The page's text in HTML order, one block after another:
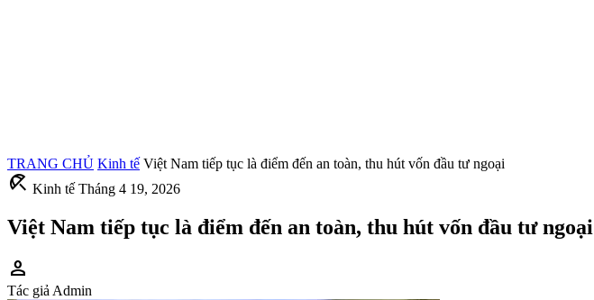
TRANG CHỦ Kinh tế Việt Nam tiếp tục là điểm đến an toàn, thu hút vốn đầu tư ngoại
beach_access Kinh tế Tháng 4 19, 2026
Việt Nam tiếp tục là điểm đến an toàn, thu hút vốn đầu tư ngoại
person
Tác giả Admin